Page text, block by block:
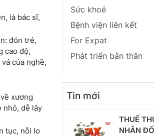
là bác sĩ,
đón trẻ,
cao độ,
của nghề,
xương
nhỏ, dễ lây
tục, nỗi lo
Sức khoẻ
Bệnh viện liên kết
For Expat
Phát triển bản thân
Tin mới
THUẾ
NHÂN